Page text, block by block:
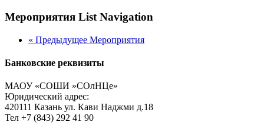
Мероприятия List Navigation
« Предыдущее Мероприятия
Банковские реквизиты
МАОУ «СОШИ »СОлНЦе»
Юридический адрес:
420111 Казань ул. Кави Наджми д.18
Тел +7 (843) 292 41 90